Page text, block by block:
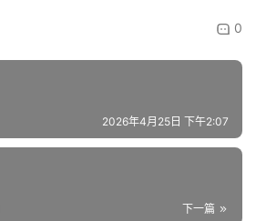
0
2026年4月25日 下午2:07
下一篇